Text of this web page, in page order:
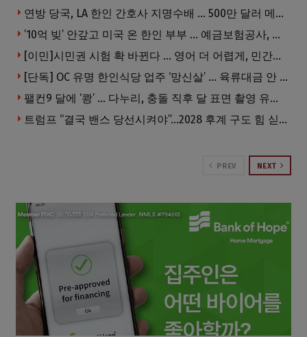
연방 당국, LA 한인 간호사 지명수배 … 500만 달러 메디캐어 사기, 선고 직전 한국 도주
’10억 빚’ 안갚고 미국 온 한인 부부 … 예금보험공사, 미국서 소송
[이민]시민권 시험 확 바뀐다 … 영어 더 어렵게, 민간시험 도입 추진
[단독] OC 유명 한인식당 업주 ‘망신살’ … 육류대금 안 갚자 식당서 공개추심
팰컨9 달에 ‘쾅’ … 다누리, 충돌 직후 달 표면 촬영 유일 탐사선
트럼프 “결국 밴스 당선시켜야”…2028 후계 구도 힘 싣나
PREV NEXT